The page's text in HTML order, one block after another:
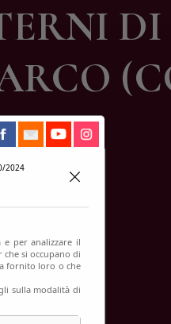
2024
per analizzare il
si occupano di
fornito loro o che
sulla modalità di